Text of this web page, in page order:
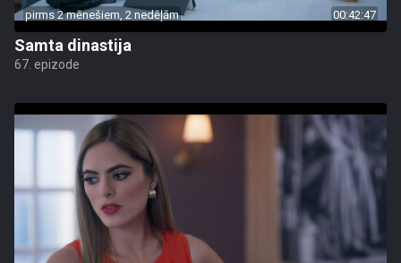
pirms 2 mēnešiem, 2 nedēļām 00:42:47
Samta dinastija
67. epizode